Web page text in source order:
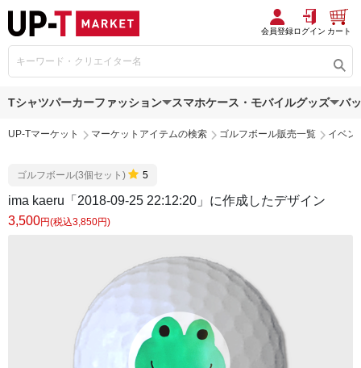
会員登録ログイン カート
Tシャツパーカーファッション スマホケース・モバイルグッズ バ
UP-Tマーケット マーケットアイテムの検索 ゴルフボール販売一覧 イベン
ゴルフボール(3個セット) 5
ima kaeru「2018-09-25 22:12:20」に作成したデザイン
3,500円(税込3,850円)